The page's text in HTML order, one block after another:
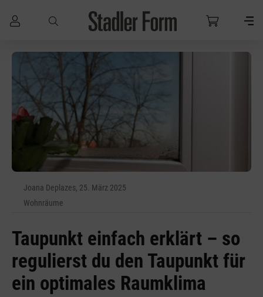
Zum Hauptinhalt springen
Joana Deplazes, 25. März 2025
Wohnräume
Taupunkt einfach erklärt – so
regulierst du den Taupunkt für
ein optimales Raumklima